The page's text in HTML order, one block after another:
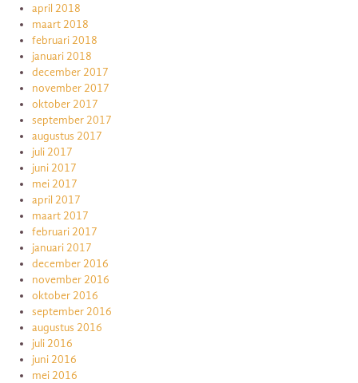
april 2018
maart 2018
februari 2018
januari 2018
december 2017
november 2017
oktober 2017
september 2017
augustus 2017
juli 2017
juni 2017
mei 2017
april 2017
maart 2017
februari 2017
januari 2017
december 2016
november 2016
oktober 2016
september 2016
augustus 2016
juli 2016
juni 2016
mei 2016